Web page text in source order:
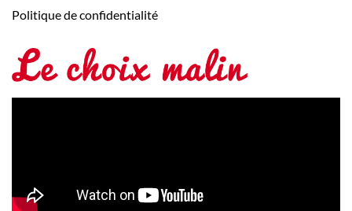
Politique de confidentialité